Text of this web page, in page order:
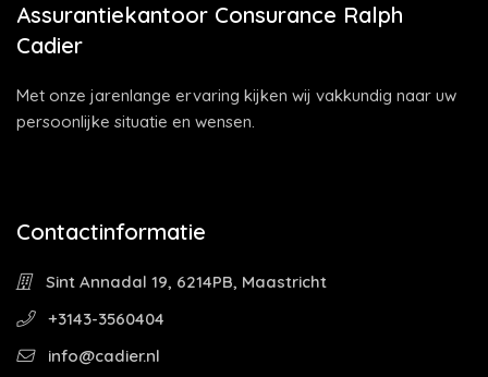
Assurantiekantoor Consurance Ralph
Cadier
Met onze jarenlange ervaring kijken wij vakkundig naar uw
persoonlijke situatie en wensen.
Contactinformatie
Sint Annadal 19, 6214PB, Maastricht
+3143-3560404
info@cadier.nl